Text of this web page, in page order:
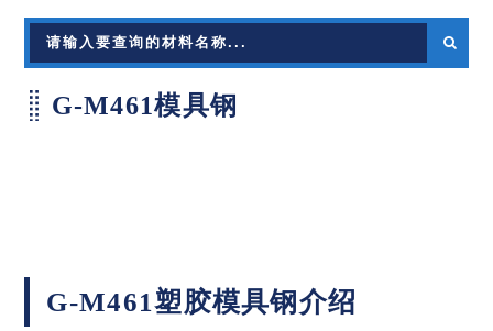
G-M461模具钢
G-M461塑胶模具钢介绍